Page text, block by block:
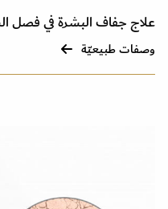
علاج جفاف البشرة في فصل
وصفات طبيعيّة